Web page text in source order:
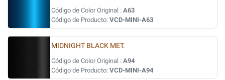
Código de Color Original : A63
Código de Producto: VCD-MINI-A63
MIDNIGHT BLACK MET.
Código de Color Original : A94
Código de Producto: VCD-MINI-A94